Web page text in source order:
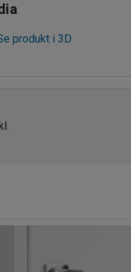
produkt i 3D